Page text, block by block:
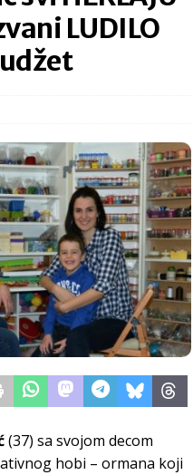
LUDILO
(37) sa svojom decom
hobi – ormana koji